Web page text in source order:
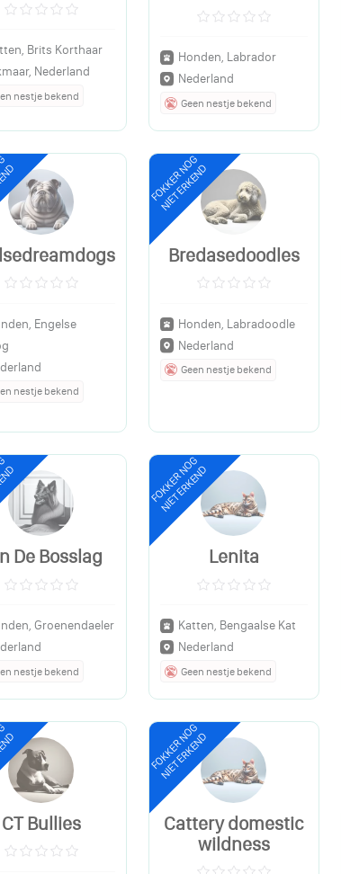
Brits Korthaar
Nederland
nestje bekend
Honden, Labrador
Nederland
Geen nestje bekend
Engelse
nestje bekend
FOKKER NOG
NIET ERKEND
Bredasedoodles
Honden, Labradoodle
Nederland
Geen nestje bekend
De Bosslag
Groenendaeler
nestje bekend
FOKKER NOG
NIET ERKEND
Lenita
Katten, Bengaalse Kat
Nederland
Geen nestje bekend
CT Bullies
FOKKER NOG
NIET ERKEND
Cattery domestic
wildness